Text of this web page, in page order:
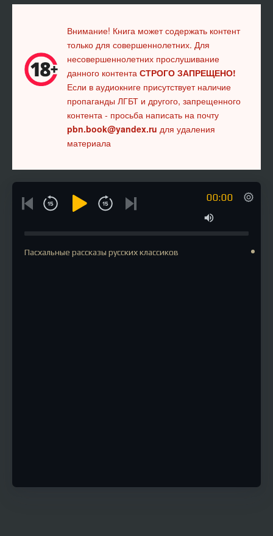
Внимание! Книга может содержать контент
только для совершеннолетних. Для
несовершеннолетних прослушивание
данного контента СТРОГО ЗАПРЕЩЕНО!
Если в аудиокниге присутствует наличие
пропаганды ЛГБТ и другого, запрещенного
контента - просьба написать на почту
pbn.book@yandex.ru для удаления
материала
00:00
Пасхальные рассказы русских классиков